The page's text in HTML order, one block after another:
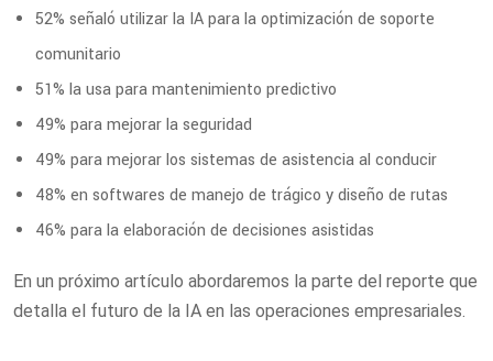
52% señaló utilizar la IA para la optimización de soporte
comunitario
51% la usa para mantenimiento predictivo
49% para mejorar la seguridad
49% para mejorar los sistemas de asistencia al conducir
48% en softwares de manejo de trágico y diseño de rutas
46% para la elaboración de decisiones asistidas
En un próximo artículo abordaremos la parte del reporte que
detalla el futuro de la IA en las operaciones empresariales.